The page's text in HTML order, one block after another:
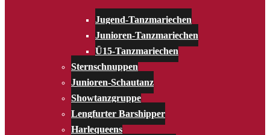
Jugend-Tanzmariechen
Junioren-Tanzmariechen
Ü15-Tanzmariechen
Sternschnuppen
Junioren-Schautanz
Showtanzgruppe
Lengfurter Barshipper
Harlequeens